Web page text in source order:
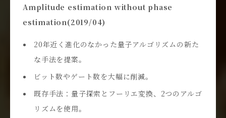
Amplitude estimation without phase
estimation(2019/04)
20年近く進化のなかった量子アルゴリズムの新た
な手法を提案。
ビット数やゲート数を大幅に削減。
既存手法：量子探索とフーリエ変換、2つのアルゴ
リズムを使用。